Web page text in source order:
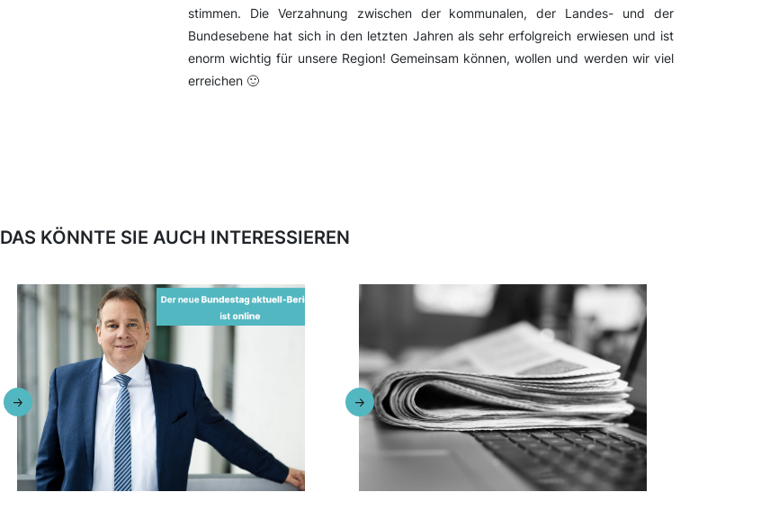
stimmen. Die Verzahnung zwischen der kommunalen, der Landes- und der
Bundesebene hat sich in den letzten Jahren als sehr erfolgreich erwiesen und ist
enorm wichtig für unsere Region! Gemeinsam können, wollen und werden wir viel
erreichen 🙂
DAS KÖNNTE SIE AUCH INTERESSIEREN